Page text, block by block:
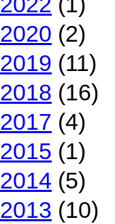
2020 (2)
2019 (11)
2018 (16)
2017 (4)
2015 (1)
2014 (5)
2013 (10)